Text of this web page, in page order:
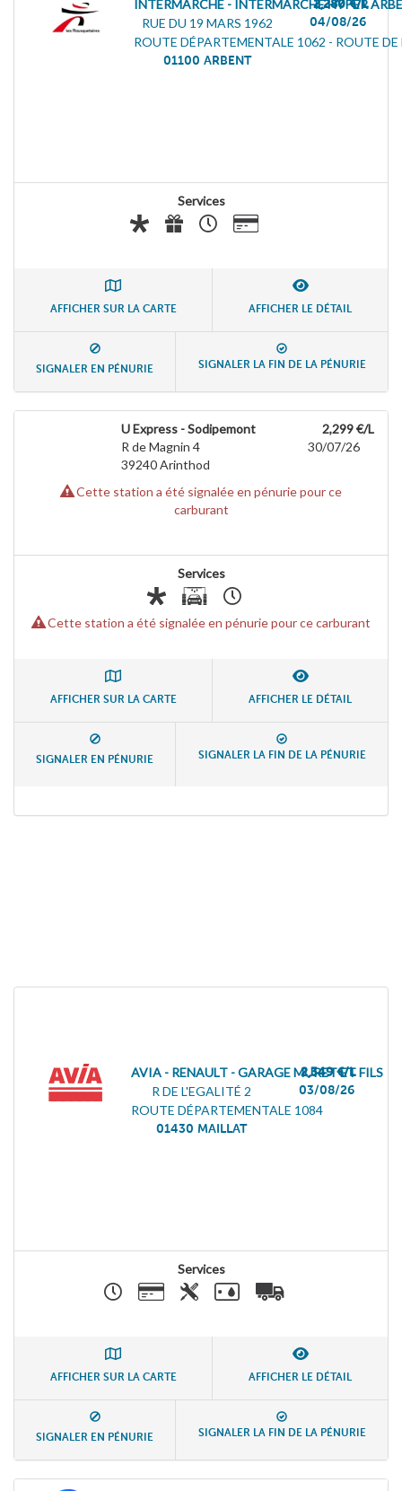
INTERMARCHÉ - INTERMARCHÉ HYPER
RUE DU 19 MARS 1962
ROUTE DÉPARTEMENTALE 1062 - ROUTE
01100 ARBENT
2,280 €/L
04/08/26
Services
AFFICHER SUR LA CARTE AFFICHER LE DÉTAIL
SIGNALER EN PÉNURIE SIGNALER LA FIN DE LA PÉNURIE
U Express - Sodipemont
R de Magnin 4
39240Arinthod
2,299 €/L
30/07/26
Cette station a été signalée en pénurie pour ce
carburant
Services
Cette station a été signalée en pénurie pour ce carburant
AFFICHER SUR LA CARTE AFFICHER LE DÉTAIL
SIGNALER EN PÉNURIE SIGNALER LA FIN DE LA PÉNURIE
AVIA - RENAULT - GARAGE MURET ET FILS
R DE L'EGALITÉ 2
ROUTE DÉPARTEMENTALE 1084
01430 MAILLAT
2,349 €/L
03/08/26
Services
AFFICHER SUR LA CARTE AFFICHER LE DÉTAIL
SIGNALER EN PÉNURIE SIGNALER LA FIN DE LA PÉNURIE